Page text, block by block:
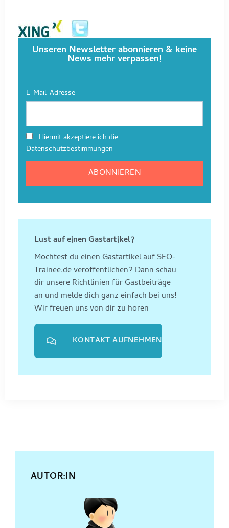
Unseren Newsletter abonnieren & keine
News mehr verpassen!
E-Mail-Adresse
Hiermit akzeptiere ich die
Datenschutzbestimmungen
Lust auf einen Gastartikel?
Möchtest du einen Gastartikel auf SEO-
Trainee.de veröffentlichen? Dann schau
dir unsere Richtlinien für Gastbeiträge
an und melde dich ganz einfach bei uns!
Wir freuen uns von dir zu hören
KONTAKT AUFNEHMEN
AUTOR:IN